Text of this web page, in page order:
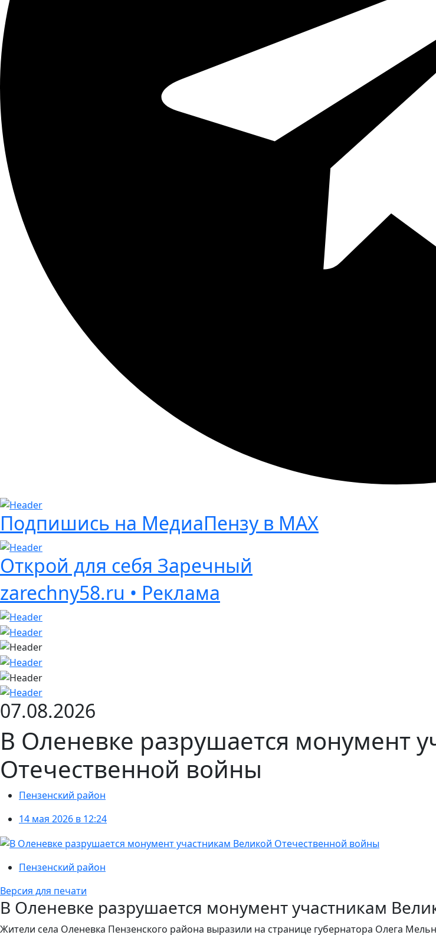
Подпишись на МедиаПензу в МАХ
Открой для себя Заречный
zarechny58.ru • Реклама
07.08.2026
В Оленевке разрушается монумент
Отечественной войны
Пензенский район
14 мая 2026 в 12:24
Пензенский район
Версия для печати
В Оленевке разрушается монумент участникам
Жители села Оленевка Пензенского района выразили на странице губернатора Олега